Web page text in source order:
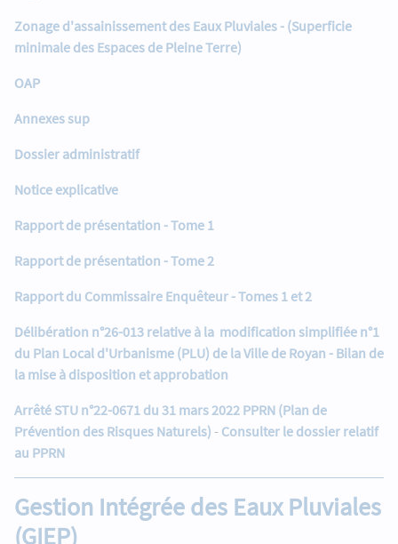
Zonage d'assainissement des Eaux Pluviales - (Superficie
minimale des Espaces de Pleine Terre)
OAP
Annexes sup
Dossier administratif
Notice explicative
Rapport de présentation - Tome 1
Rapport de présentation - Tome 2
Rapport du Commissaire Enquêteur - Tomes 1 et 2
Délibération n°26-013 relative à la modification simplifiée n°1
du Plan Local d'Urbanisme (PLU) de la Ville de Royan - Bilan de
la mise à disposition et approbation
Arrêté STU n°22-0671 du 31 mars 2022 PPRN (Plan de
Prévention des Risques Naturels) - Consulter le dossier relatif
au PPRN
Gestion Intégrée des Eaux Pluviales
(GIEP)